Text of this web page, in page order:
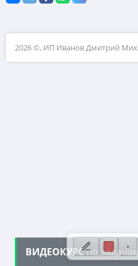
11. Графики функций
12. Исследование функций
2026 ©, ИП Иванов Дмитрий
ВИДЕОКУРСпо